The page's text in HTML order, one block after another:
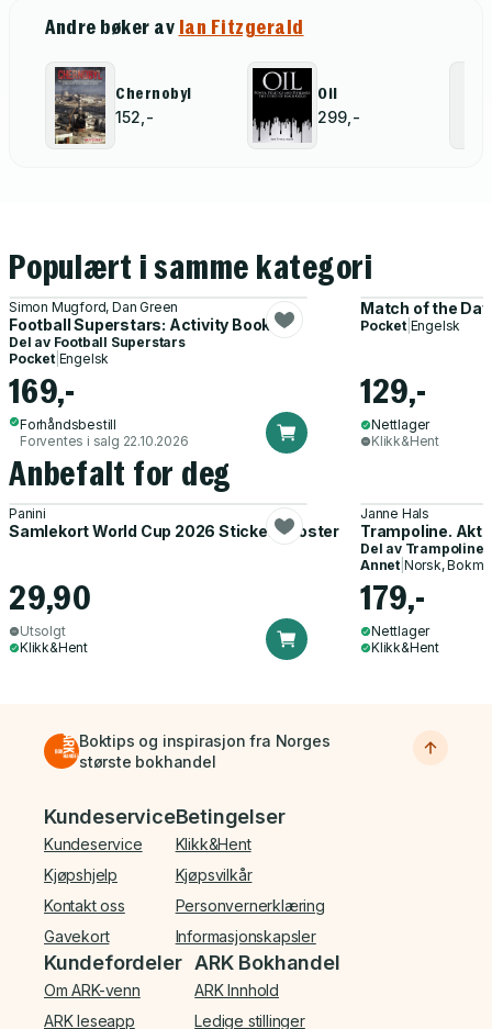
Andre bøker av Ian Fitzgerald
Chernobyl
152,-
Oil
299,-
Populært i samme kategori
Simon Mugford, Dan Green
Football Superstars: Activity Book
Del av Football Superstars
Pocket| Engelsk
169,-
Forhåndsbestill
Forventes i salg 22.10.2026
Match of the
Pocket| Engelsk
129,-
Nettlager
Klikk&Hent
Anbefalt for deg
Panini
Samlekort World Cup 2026 Sticker Booster
29,90
Utsolgt
Klikk&Hent
Janne Hals
Trampoline.
Del av Trampoline
Annet| Norsk,
179,-
Nettlager
Klikk&Hent
Boktips og inspirasjon fra Norges
største bokhandel
Bunnmeny
Kundeservice
Kundeservice
Kjøpshjelp
Kontakt oss
Gavekort
Betingelser
Klikk&Hent
Kjøpsvilkår
Personvernerklæring
Informasjonskapsler
Kundefordeler
Om ARK-venn
ARK leseapp
ARK Bokhandel
ARK Innhold
Ledige stillinger